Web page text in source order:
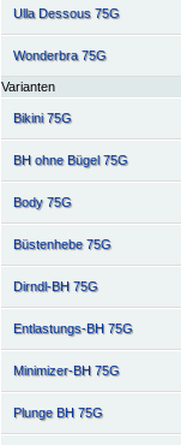
Ulla Dessous 75G
Wonderbra 75G
Varianten
Bikini 75G
BH ohne Bügel 75G
Body 75G
Büstenhebe 75G
Dirndl-BH 75G
Entlastungs-BH 75G
Minimizer-BH 75G
Plunge BH 75G